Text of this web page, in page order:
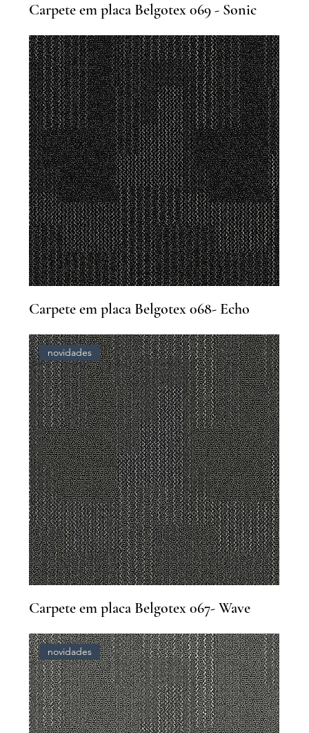
Carpete em placa Belgotex 069 - Sonic
Carpete em placa Belgotex 068- Echo
novidades
Carpete em placa Belgotex 067- Wave
novidades